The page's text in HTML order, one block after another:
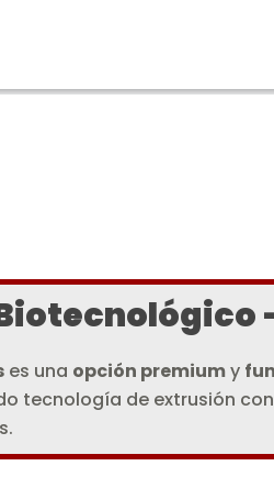
es una opción premiumy
tecnología de extrusión